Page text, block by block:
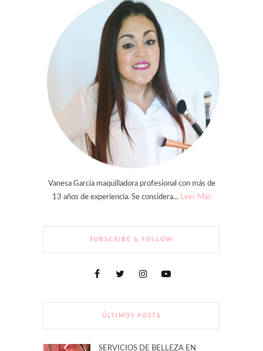
Vanesa Garcia maquilladora profesional con más de
13 años de experiencia. Se considera... Leer Más
SUBSCRIBE & FOLLOW
ÚLTIMOS POSTS
SERVICIOS DE BELLEZA EN